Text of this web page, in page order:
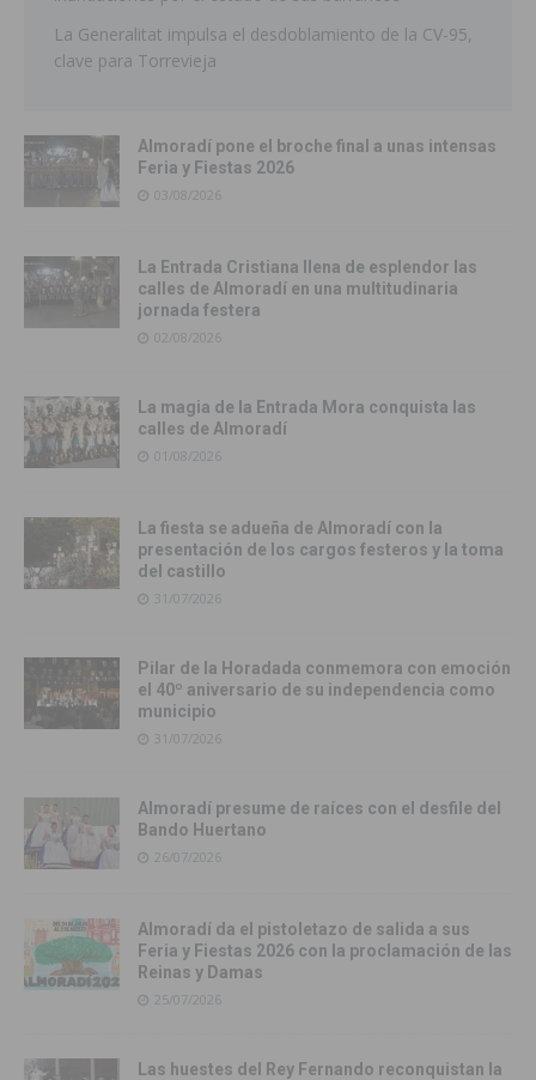
La Generalitat impulsa el desdoblamiento de la CV-95,
clave para Torrevieja
Almoradí pone el broche final a unas intensas
Feria y Fiestas 2026
03/08/2026
La Entrada Cristiana llena de esplendor las
calles de Almoradí en una multitudinaria
jornada festera
02/08/2026
La magia de la Entrada Mora conquista las
calles de Almoradí
01/08/2026
La fiesta se adueña de Almoradí con la
presentación de los cargos festeros y la toma
del castillo
31/07/2026
Pilar de la Horadada conmemora con emoción
el 40º aniversario de su independencia como
municipio
31/07/2026
Almoradí presume de raíces con el desfile del
Bando Huertano
26/07/2026
Almoradí da el pistoletazo de salida a sus
Feria y Fiestas 2026 con la proclamación de las
Reinas y Damas
25/07/2026
Las huestes del Rey Fernando reconquistan la